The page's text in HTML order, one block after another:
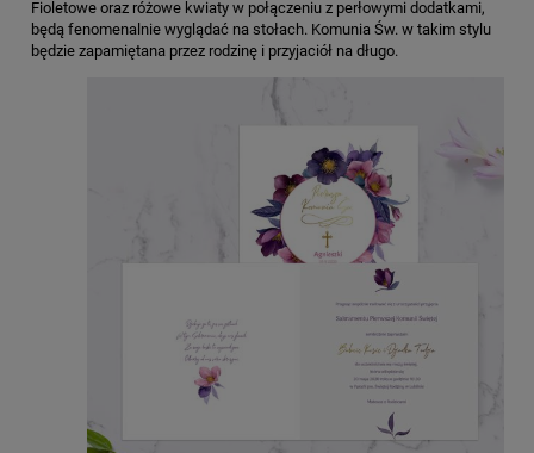
Fioletowe oraz różowe kwiaty w połączeniu z perłowymi dodatkami,
będą fenomenalnie wyglądać na stołach. Komunia Św. w takim stylu
będzie zapamiętana przez rodzinę i przyjaciół na długo.